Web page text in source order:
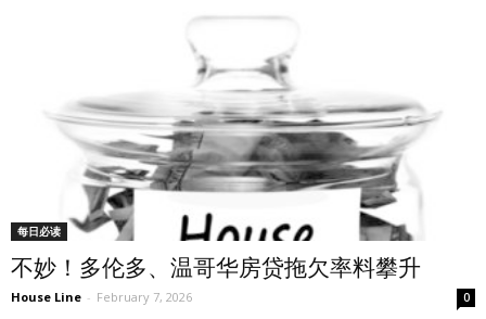
每日必读
不妙！多伦多、温哥华房贷拖欠率料攀升
House Line - February 7, 2026 0